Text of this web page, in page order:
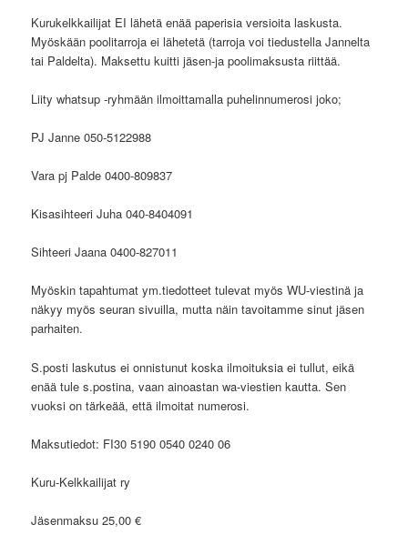
Kurukelkkailijat EI lähetä enää paperisia versioita laskusta.
Myöskään poolitarroja ei lähetetä (tarroja voi tiedustella Jannelta
tai Paldelta). Maksettu kuitti jäsen-ja poolimaksusta riittää.
Liity whatsup -ryhmään ilmoittamalla puhelinnumerosi joko;
PJ Janne 050-5122988
Vara pj Palde 0400-809837
Kisasihteeri Juha 040-8404091
Sihteeri Jaana 0400-827011
Myöskin tapahtumat ym.tiedotteet tulevat myös WU-viestinä ja
näkyy myös seuran sivuilla, mutta näin tavoitamme sinut jäsen
parhaiten.
S.posti laskutus ei onnistunut koska ilmoituksia ei tullut, eikä
enää tule s.postina, vaan ainoastan wa-viestien kautta. Sen
vuoksi on tärkeää, että ilmoitat numerosi.
Maksutiedot: FI30 5190 0540 0240 06
Kuru-Kelkkailijat ry
Jäsenmaksu 25,00 €